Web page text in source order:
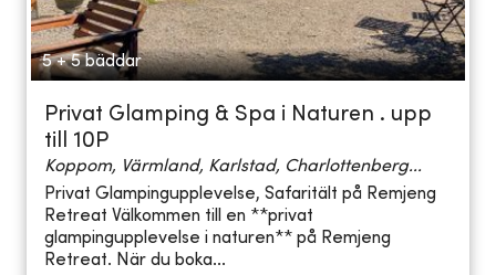
5 + 5 bäddar
Privat Glamping & Spa i Naturen . upp
till 10P
Koppom, Värmland, Karlstad, Charlottenberg...
Privat Glampingupplevelse, Safaritält på Remjeng
Retreat Välkommen till en **privat
glampingupplevelse i naturen** på Remjeng
Retreat. När du boka...